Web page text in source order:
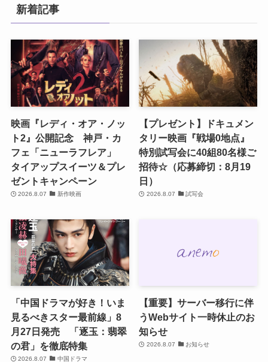
新着記事
映画『レディ・オア・ノッ
ト2』公開記念 神戸・カ
フェ「ニューラフレア」
タイアップスイーツ＆プレ
ゼントキャンペーン
2026.8.07 新作映画
【プレゼント】ドキュメン
タリー映画『戦場0地点』
特別試写会に40組80名様ご
招待☆（応募締切：8月19
日）
2026.8.07 試写会
「中国ドラマが好き！いま
見るべきスター最前線」8
月27日発売 「逐玉：翡翠
の君」を徹底特集
2026.8.07 中国ドラマ
【重要】サーバー移行に伴
うWebサイト一時休止のお
知らせ
2026.8.07 お知らせ